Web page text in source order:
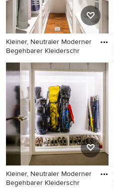
Kleiner, Neutraler Moderner
Begehbarer Kleiderschr
Kleiner, Neutraler Moderner
Begehbarer Kleiderschrank
mit offenen Schränken,
weißen Schränken und
dunklem Holzboden in
Mailand
Kleiner, Neutraler Moderner
Begehbarer Kleiderschr